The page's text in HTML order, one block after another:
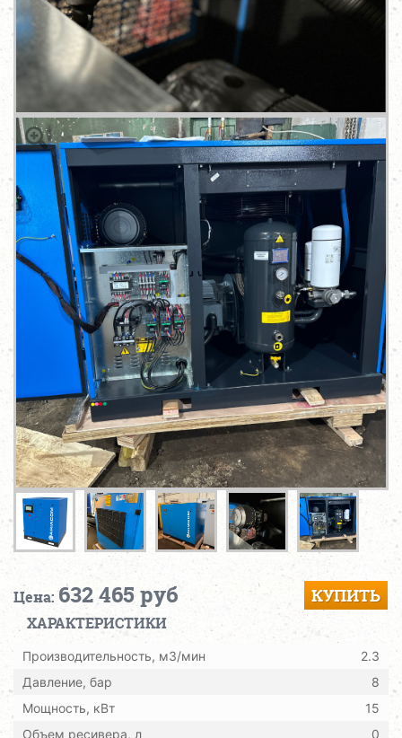
Цена:632 465 руб КУПИТЬ
ХАРАКТЕРИСТИКИ
Производительность, м3/мин
2.3
Давление, бар
8
Мощность, кВт
15
Объем ресивера, л
0